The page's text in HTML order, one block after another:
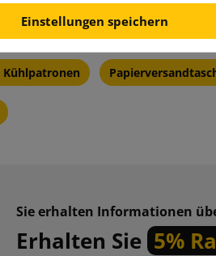
brauchst, nicht gefunden?
Kühlpatronen
Sie erhalten Informationen
Erhalten Sie 5%
Einstellungen speichern